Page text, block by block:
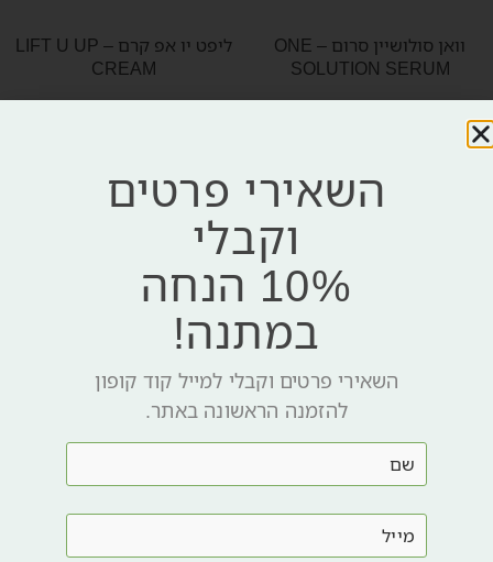
וואן סולושיין סרום – ONE
SOLUTION SERUM
ליפט יו אפ קרם – LIFT U UP
CREAM
השאירי פרטים
וקבלי
10% הנחה
במתנה!
השאירי פרטים וקבלי למייל קוד קופון
להזמנה הראשונה באתר.